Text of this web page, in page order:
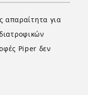
απαραίτητα για
Piper δεν